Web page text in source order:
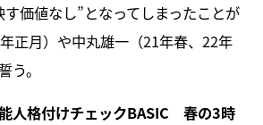
価値なし”となってしまったことが
正月）や中丸雄一（21年春、22年
う。
人格付けチェックBASIC 春の3時